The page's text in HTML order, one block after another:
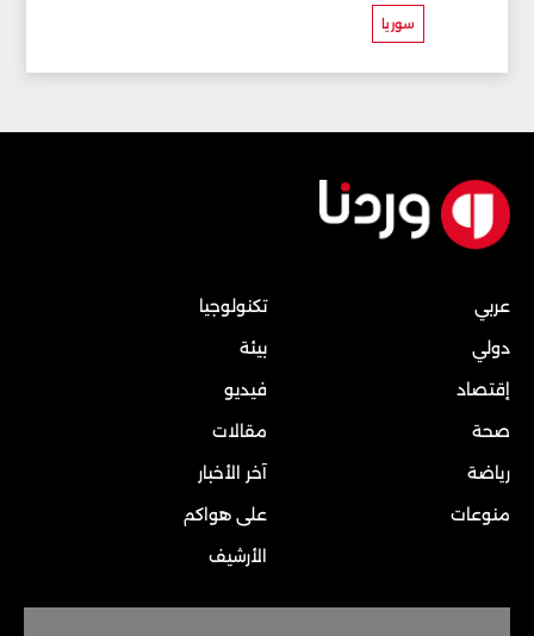
سوريا
عربي
دولي
إقتصاد
صحة
رياضة
منوعات
تكنولوجيا
بيئة
فيديو
مقالات
آخر الأخبار
على هواكم
الأرشيف